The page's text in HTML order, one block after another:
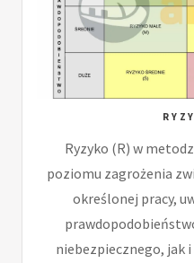
Ryzyko (R) w
poziomu zagrożenia
określonej pracy,
niebezpiecznego, jak